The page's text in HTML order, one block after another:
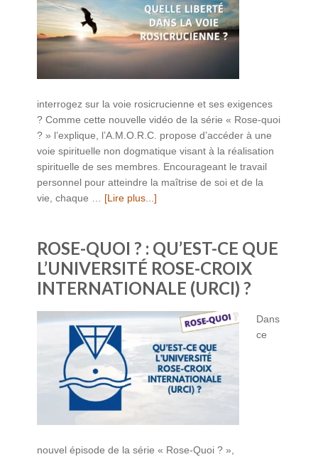
interrogez sur la voie rosicrucienne et ses exigences
? Comme cette nouvelle vidéo de la série « Rose-quoi
? » l’explique, l’A.M.O.R.C. propose d’accéder à une
voie spirituelle non dogmatique visant à la réalisation
spirituelle de ses membres. Encourageant le travail
personnel pour atteindre la maîtrise de soi et de la
vie, chaque … [Lire plus...]
ROSE-QUOI ? : QU’EST-CE QUE
L’UNIVERSITÉ ROSE-CROIX
INTERNATIONALE (URCI) ?
Dans
ce
nouvel épisode de la série « Rose-Quoi ? »,